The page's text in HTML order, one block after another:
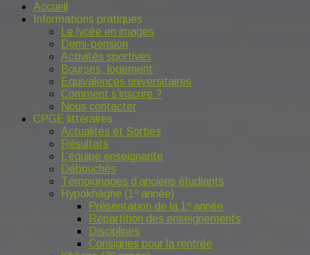
Accueil
Informations pratiques
Le lycée en images
Demi-pension
Activités sportives
Bourses, logement
Equivalences universitaires
Comment s’inscrire ?
Nous contacter
CPGE littéraires
Actualités et Sorties
Résultats
L’équipe enseignante
Débouchés
Témoignages d’anciens étudiants
Hypokhâgne (1º année)
Présentation de la 1º année
Répartition des enseignements
Disciplines
Consignes pour la rentrée